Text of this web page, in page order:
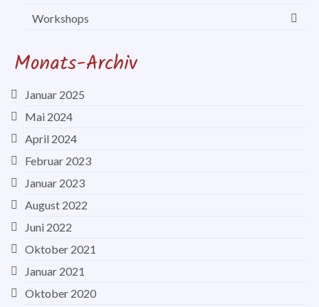
Workshops
Monats-Archiv
Januar 2025
Mai 2024
April 2024
Februar 2023
Januar 2023
August 2022
Juni 2022
Oktober 2021
Januar 2021
Oktober 2020